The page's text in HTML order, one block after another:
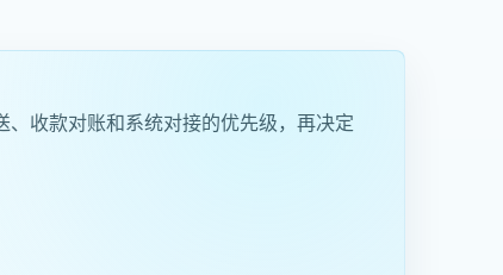
收款对账和系统对接的优先级，再决定